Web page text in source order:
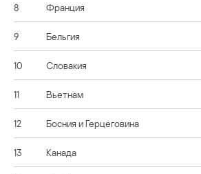
8 Франция
9 Бельгия
10 Словакия
11 Вьетнам
12 Босния и Герцеговина
13 Канада